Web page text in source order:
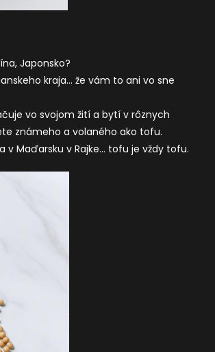
Japonsko?
kraja… že vám to ani vo sne
vo svojom žití a bytí v rôznych
známeho a volaného ako tofu.
v Maďarsku v Rajke… tofu je vždy tofu.